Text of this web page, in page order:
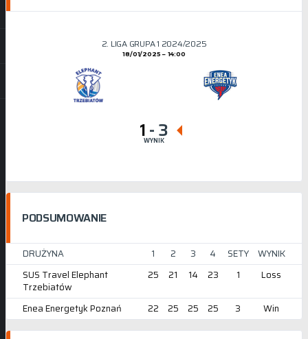
2. LIGA GRUPA 1 2024/2025
18/01/2025 14:00
1-3
WYNIK
PODSUMOWANIE
DRUŻYNA 1 2 3 4 SETY
WYNIK
SUS Travel Elephant
Trzebiatów
25 21 14 23 1 Loss
Enea Energetyk Poznań 22 25 25 25 3 Win